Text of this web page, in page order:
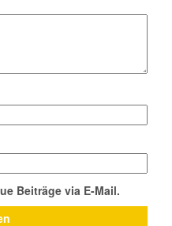
Beiträge via E-Mail.